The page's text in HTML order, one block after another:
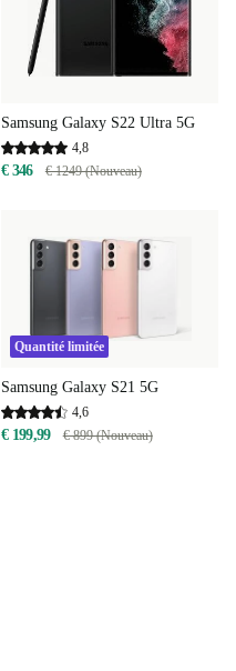
Samsung Galaxy S22 Ultra 5G
4,8
€ 346 € 1249 (Nouveau)
Quantité limitée
Samsung Galaxy S21 5G
4,6
€ 199,99 € 899 (Nouveau)